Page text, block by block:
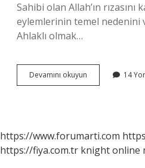
Sahibi olan Allah’ın
eylemlerinin temel nedenini
Ahlaklı olmak…
Devamını okuyun
Ahlaklı
14
https://www.forumarti.com
https://fiya.com.tr knight online